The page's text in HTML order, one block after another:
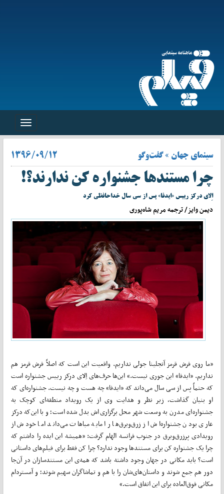
Toggle
سینمای جهان » گفت‌وگو ۱۳۹۶/۰۹/۱۲
چرا مستندها جشنواره کن ندارند؟!
اِلای درکز رییس «ایدفا» پس از سی سال خداحافظی کرد
دیمن وایز/ ترجمه مریم شاه‌پوری
«ما روی فرش قرمز آنجلینا جولی نداریم. واقعیت این است که اصلاً فرش قرمز هم
نداریم. «ایدفا» این جوری نیست.» این‌ها حرف‌های اِلای درکز رییس جشنواره است
که حتماً پس از سی سال می‌داند که «ایدفا» چه هست و چه نیست. جشنواره‌ای که
او بنیان گذاشت، زیر نظر و هدایت وی از یک رویداد منطقه‌ای کوچک به
جشنواره‌ای مدرن به وسعت شهر محل برگزاری‌اش بدل شده است؛ و با این‌که درکز
عاری بودن جشنواره‌اش از زرق‌وبرق‌ها را مایه مباهات می‌داند اما خودش از
رویدادی پرزرق‌وبرق در جنوب فرانسه الهام گرفت: «همیشه این ایده را داشتم که
چرا یک جشنواره کن برای مستندها وجود ندارد؟ چرا کن فقط برای فیلم‌های داستانی
است؟ باید مکانی در جهان وجود داشته باشد که همه‌ی این مستندسازان در آن‌جا
دور هم جمع شوند و داستان‌های‌شان را با هم و تماشاگران سهیم شوند؛ و آمستردام
مکانی فوق‌العاده برای این اتفاق است.»